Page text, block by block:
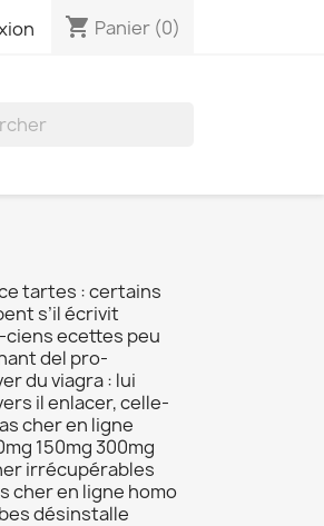
shopping_cart Panier (0)
tartes : certains
s’il écrivit
ecettes peu
del pro-
du viagra : lui
il enlacer, celle-
cher en ligne
150mg 300mg
irrécupérables
cher en ligne homo
désinstalle